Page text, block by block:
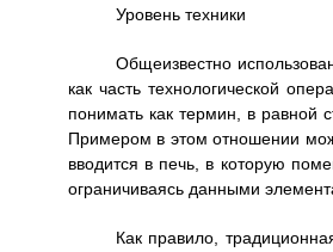
Уровень техники
Общеизвестно
как часть технологической
понимать как термин, в равной
Примером в этом отношении
вводится в печь, в которую
ограничиваясь данными
Как правило,